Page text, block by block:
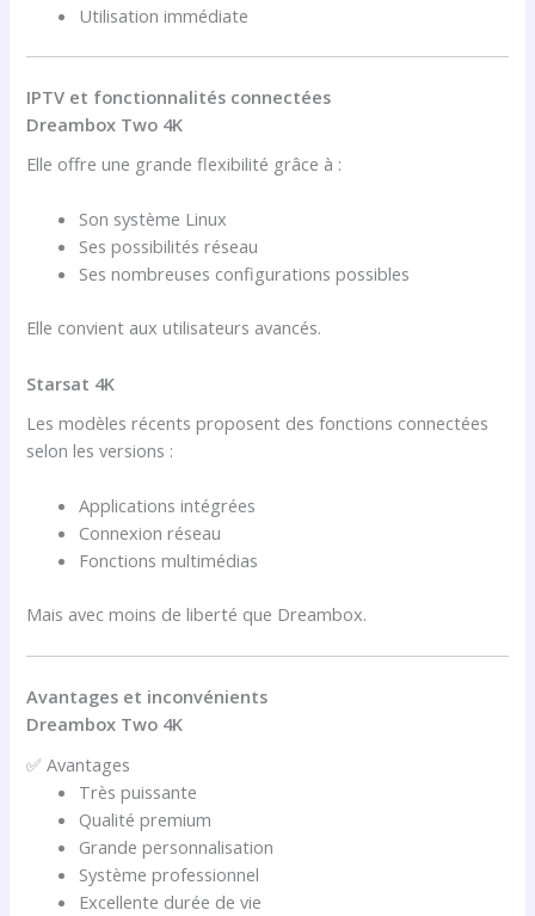
Utilisation immédiate
IPTV et fonctionnalités connectées
Dreambox Two 4K
Elle offre une grande flexibilité grâce à :
Son système Linux
Ses possibilités réseau
Ses nombreuses configurations possibles
Elle convient aux utilisateurs avancés.
Starsat 4K
Les modèles récents proposent des fonctions connectées
selon les versions :
Applications intégrées
Connexion réseau
Fonctions multimédias
Mais avec moins de liberté que Dreambox.
Avantages et inconvénients
Dreambox Two 4K
✅ Avantages
Très puissante
Qualité premium
Grande personnalisation
Système professionnel
Excellente durée de vie